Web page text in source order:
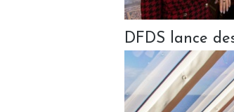
DFDS lance